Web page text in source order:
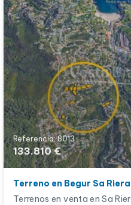
Referencia: 8013
133.810 €
Terreno en Begur Sa Riera
Terrenos en venta en Sa